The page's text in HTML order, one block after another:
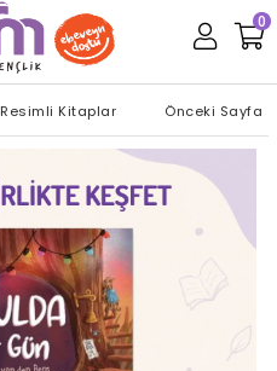
0
Resimli Kitaplar Önceki Sayfa